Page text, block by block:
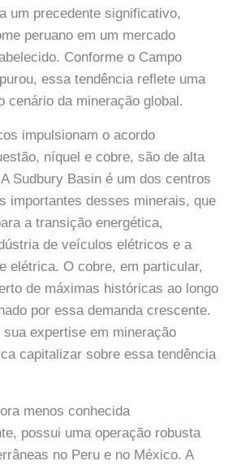
um precedente significativo,
peruano em um mercado
Conforme o Campo
essa tendência reflete uma
cenário da mineração global.
impulsionam o acordo
níquel e cobre, são de alta
Sudbury Basin é um dos centros
importantes desses minerais, que
a transição energética,
de veículos elétricos e a
elétrica. O cobre, em particular,
de máximas históricas ao longo
por essa demanda crescente.
sua expertise em mineração
capitalizar sobre essa tendência
menos conhecida
possui uma operação robusta
no Peru e no México. A